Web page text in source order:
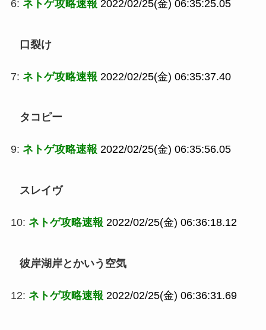
6: ネトゲ攻略速報 2022/02/25(金) 06:35:25.05
口裂け
7: ネトゲ攻略速報 2022/02/25(金) 06:35:37.40
タコピー
9: ネトゲ攻略速報 2022/02/25(金) 06:35:56.05
スレイヴ
10: ネトゲ攻略速報 2022/02/25(金) 06:36:18.12
彼岸湖岸とかいう空気
12: ネトゲ攻略速報 2022/02/25(金) 06:36:31.69